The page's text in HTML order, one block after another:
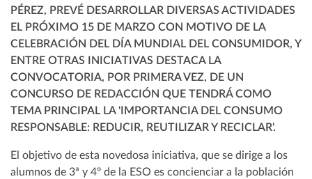
PÉREZ, PREVÉ DESARROLLAR DIVERSAS ACTIVIDADES
EL PRÓXIMO 15 DE MARZO CON MOTIVO DE LA
CELEBRACIÓN DEL DÍA MUNDIAL DEL CONSUMIDOR, Y
ENTRE OTRAS INICIATIVAS DESTACA LA
CONVOCATORIA, POR PRIMERA VEZ, DE UN
CONCURSO DE REDACCIÓN QUE TENDRÁ COMO
TEMA PRINCIPAL LA 'IMPORTANCIA DEL CONSUMO
RESPONSABLE: REDUCIR, REUTILIZAR Y RECICLAR'.
El objetivo de esta novedosa iniciativa, que se dirige a los
alumnos de 3ª y 4º de la ESO es concienciar a la población